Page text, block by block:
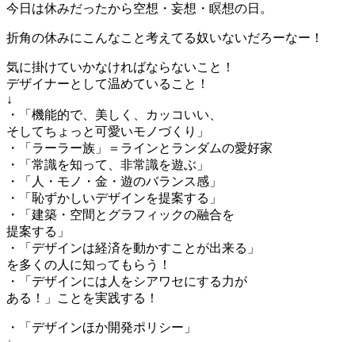
今日は休みだったから空想・妄想・瞑想の日。
折角の休みにこんなこと考えてる奴いないだろーなー！
気に掛けていかなければならないこと！
デザイナーとして温めていること！
↓
・「機能的で、美しく、カッコいい、
そしてちょっと可愛いモノづくり」
・「ラーラー族」＝ラインとランダムの愛好家
・「常識を知って、非常識を遊ぶ」
・「人・モノ・金・遊のバランス感」
・「恥ずかしいデザインを提案する」
・「建築・空間とグラフィックの融合を
提案する」
・「デザインは経済を動かすことが出来る」
を多くの人に知ってもらう！
・「デザインには人をシアワセにする力が
ある！」ことを実践する！
・「デザインほか開発ポリシー」